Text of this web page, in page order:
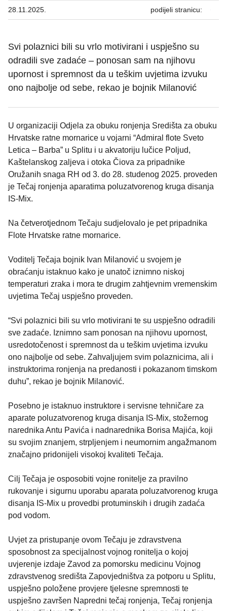
28.11.2025. podijeli stranicu:
Svi polaznici bili su vrlo motivirani i uspješno su
odradili sve zadaće – ponosan sam na njihovu
upornost i spremnost da u teškim uvjetima izvuku
ono najbolje od sebe, rekao je bojnik Milanović
U organizaciji Odjela za obuku ronjenja Središta za obuku
Hrvatske ratne mornarice u vojarni “Admiral flote Sveto
Letica – Barba” u Splitu i u akvatoriju lučice Poljud,
Kaštelanskog zaljeva i otoka Čiova za pripadnike
Oružanih snaga RH od 3. do 28. studenog 2025. proveden
je Tečaj ronjenja aparatima poluzatvorenog kruga disanja
IS-Mix.
Na četverotjednom Tečaju sudjelovalo je pet pripadnika
Flote Hrvatske ratne mornarice.
Voditelj Tečaja bojnik Ivan Milanović u svojem je
obraćanju istaknuo kako je unatoč iznimno niskoj
temperaturi zraka i mora te drugim zahtjevnim vremenskim
uvjetima Tečaj uspješno proveden.
“Svi polaznici bili su vrlo motivirani te su uspješno odradili
sve zadaće. Iznimno sam ponosan na njihovu upornost,
usredotočenost i spremnost da u teškim uvjetima izvuku
ono najbolje od sebe. Zahvaljujem svim polaznicima, ali i
instruktorima ronjenja na predanosti i pokazanom timskom
duhu”, rekao je bojnik Milanović.
Posebno je istaknuo instruktore i servisne tehničare za
aparate poluzatvorenog kruga disanja IS-Mix, stožernog
narednika Antu Pavića i nadnarednika Borisa Majića, koji
su svojim znanjem, strpljenjem i neumornim angažmanom
značajno pridonijeli visokoj kvaliteti Tečaja.
Cilj Tečaja je osposobiti vojne ronitelje za pravilno
rukovanje i sigurnu uporabu aparata poluzatvorenog kruga
disanja IS-Mix u provedbi protuminskih i drugih zadaća
pod vodom.
Uvjet za pristupanje ovom Tečaju je zdravstvena
sposobnost za specijalnost vojnog ronitelja o kojoj
uvjerenje izdaje Zavod za pomorsku medicinu Vojnog
zdravstvenog središta Zapovjedništva za potporu u Splitu,
uspješno položene provjere tjelesne spremnosti te
uspješno završen Napredni tečaj ronjenja, Tečaj ronjenja